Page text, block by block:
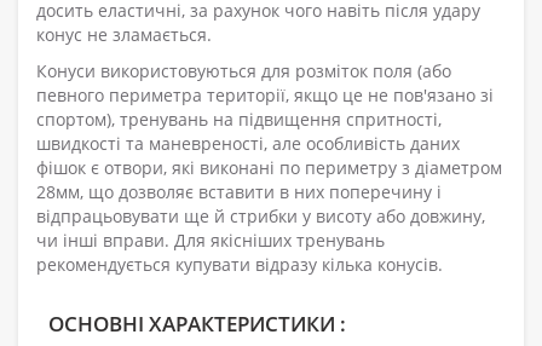
досить еластичні, за рахунок чого навіть після удару
конус не зламається.
Конуси використовуються для розміток поля (або
певного периметра території, якщо це не пов'язано зі
спортом), тренувань на підвищення спритності,
швидкості та маневреності, але особливість даних
фішок є отвори, які виконані по периметру з діаметром
28мм, що дозволяє вставити в них поперечину і
відпрацьовувати ще й стрибки у висоту або довжину,
чи інші вправи. Для якісніших тренувань
рекомендується купувати відразу кілька конусів.
ОСНОВНІ ХАРАКТЕРИСТИКИ :